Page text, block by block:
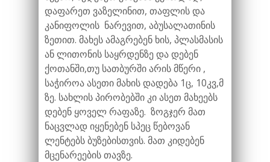
დაფარეთ ვაზელინით, თაფლის და
კანიფოლის ნარევით, აბუსალათინის
ზეთით. მახეს ამაგრებენ ხის, პლასმასის
ან ლითონის საყრდენზე და დებენ
ქოთანში,თუ სათბურში არის მწერი ,
საჭიროა ასეთი მახის დადება 1ც, 10კვ,მ
ზე. სახლის პირობებში კი ასეთ მახეებს
დებენ ყოველ რაფაზე. ზოგჯერ მათ
ნაცვლად იყენებენ სპეც წებოვან
ლენტებს ბუზებისთვის. მათ კიდებენ
მცენარეების თავზე.